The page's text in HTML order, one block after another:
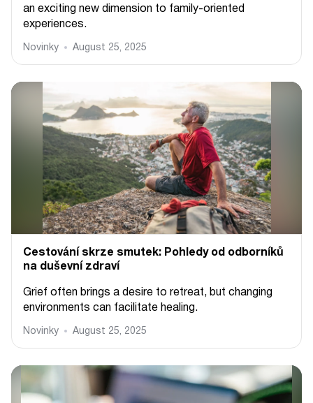
an exciting new dimension to family-oriented
experiences.
Novinky August 25, 2025
Cestování skrze smutek: Pohledy od odborníků
na duševní zdraví
Grief often brings a desire to retreat, but changing
environments can facilitate healing.
Novinky August 25, 2025